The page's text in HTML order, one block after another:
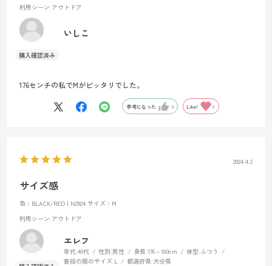
利用シーン:アウトドア
いしこ
176センチの私でMがピッタリでした。
参考になった 0 Like! 0
2024.4.2
サイズ感
色：BLACK/RED | N2924 サイズ：M
利用シーン:アウトドア
エレフ
年代:40代 性別:男性 身長:176～180cm 体型:ふつう
普段の服のサイズ:L 都道府県:大分県